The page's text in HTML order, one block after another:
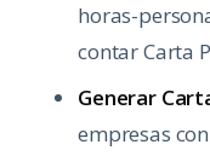
horas-
contar Carta
Generar
empresas